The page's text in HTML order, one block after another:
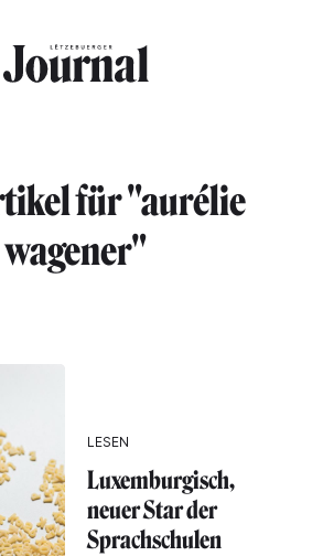
für "aurélie
wagener"
LESEN
Luxemburgisch,
neuer Star der
Sprachschulen